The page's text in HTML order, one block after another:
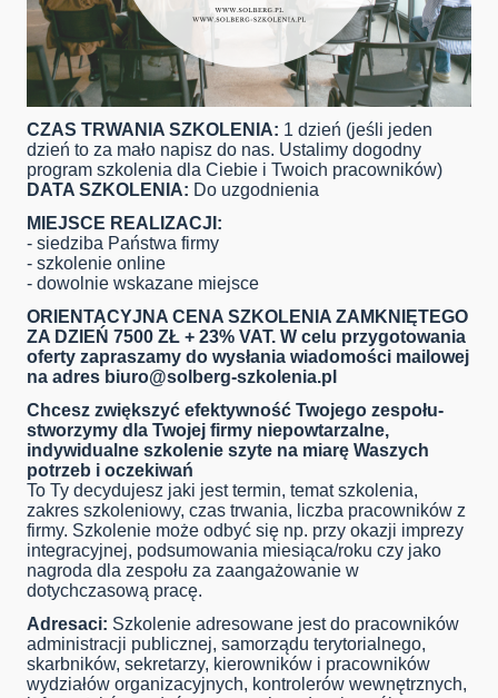
CZAS TRWANIA SZKOLENIA: 1 dzień (jeśli jeden
dzień to za mało napisz do nas. Ustalimy dogodny
program szkolenia dla Ciebie i Twoich pracowników)
DATA SZKOLENIA: Do uzgodnienia
MIEJSCE REALIZACJI:
- siedziba Państwa firmy
- szkolenie online
- dowolnie wskazane miejsce
ORIENTACYJNA CENA SZKOLENIA ZAMKNIĘTEGO
ZA DZIEŃ 7500 ZŁ + 23% VAT. W celu przygotowania
oferty zapraszamy do wysłania wiadomości mailowej
na adres biuro@solberg-szkolenia.pl
Chcesz zwiększyć efektywność Twojego zespołu-
stworzymy dla Twojej firmy niepowtarzalne,
indywidualne szkolenie szyte na miarę Waszych
potrzeb i oczekiwań
To Ty decydujesz jaki jest termin, temat szkolenia,
zakres szkoleniowy, czas trwania, liczba pracowników z
firmy. Szkolenie może odbyć się np. przy okazji imprezy
integracyjnej, podsumowania miesiąca/roku czy jako
nagroda dla zespołu za zaangażowanie w
dotychczasową pracę.
Adresaci: Szkolenie adresowane jest do pracowników
administracji publicznej, samorządu terytorialnego,
skarbników, sekretarzy, kierowników i pracowników
wydziałów organizacyjnych, kontrolerów wewnętrznych,